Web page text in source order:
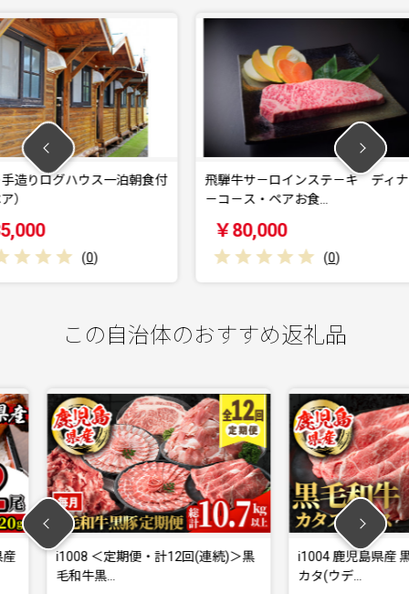
一泊朝食付
飛騨牛サ－ロインステ－キ ディナ
－コ－ス・ペアお食…
( 0)
【垂井町
この自治体のおすすめ返礼品
回(連続)＞黒
i1004 鹿児島県産 黒毛和牛5等級！
i824